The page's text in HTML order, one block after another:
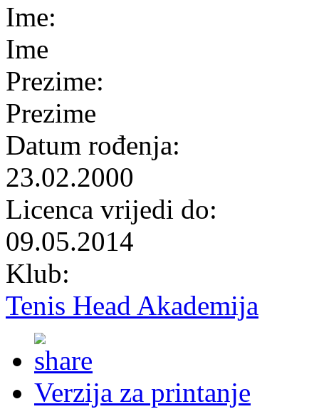
Ime:
Ime
Prezime:
Prezime
Datum rođenja:
23.02.2000
Licenca vrijedi do:
09.05.2014
Klub:
Tenis Head Akademija
Verzija za printanje